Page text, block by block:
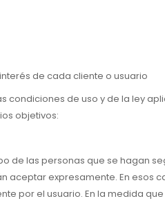
de cada cliente o usuario
de uso y de la ley
objetivos:
de las personas que se hagan
expresamente. En esos
por el usuario. En la medida